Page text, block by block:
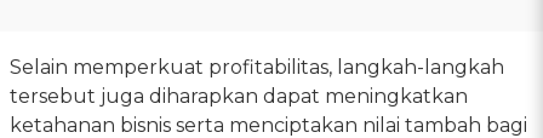
Selain memperkuat profitabilitas, langkah-langkah
tersebut juga diharapkan dapat meningkatkan
ketahanan bisnis serta menciptakan nilai tambah bagi